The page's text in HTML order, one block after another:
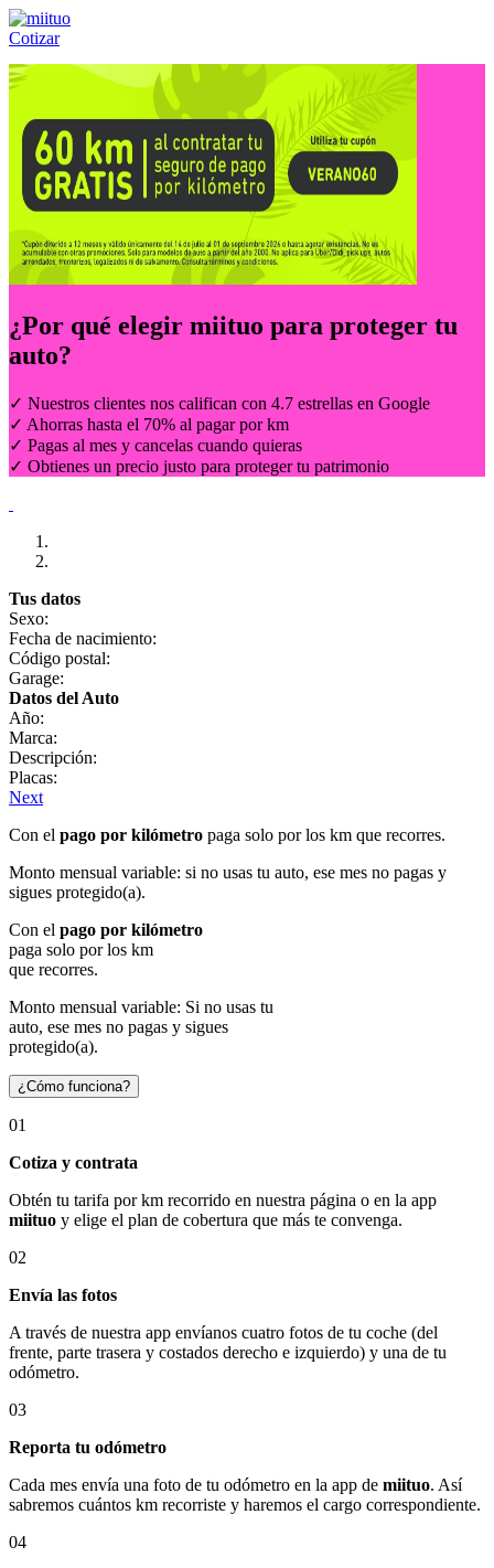
Cotizar
Llámanos al:(55) 84-21-05-00 ó
¿Por qué elegir miituo para proteger tu
auto?
✓ Nuestros clientes nos califican con 4.7 estrellas en Google
✓ Ahorras hasta el 70% al pagar por km
✓ Pagas al mes y cancelas cuando quieras
✓ Obtienes un precio justo para proteger tu patrimonio
Tus datos
Sexo:
Fecha de nacimiento:
Código postal:
Garage:
Datos del Auto
Año:
Marca:
Descripción:
Placas:
Next
Con el pago por kilómetro paga solo por los km que recorres.
Monto mensual variable: si no usas tu auto, ese mes no pagas y
sigues protegido(a).
Con el pago por kilómetro
paga solo por los km
que recorres.
Monto mensual variable: Si no usas tu
auto, ese mes no pagas y sigues
protegido(a).
¿Cómo funciona?
01
Cotiza y contrata
Obtén tu tarifa por km recorrido en nuestra página o en la app
miituo y elige el plan de cobertura que más te convenga.
02
Envía las fotos
A través de nuestra app envíanos cuatro fotos de tu coche (del
frente, parte trasera y costados derecho e izquierdo) y una de tu
odómetro.
03
Reporta tu odómetro
Cada mes envía una foto de tu odómetro en la app de miituo. Así
sabremos cuántos km recorriste y haremos el cargo correspondiente.
04